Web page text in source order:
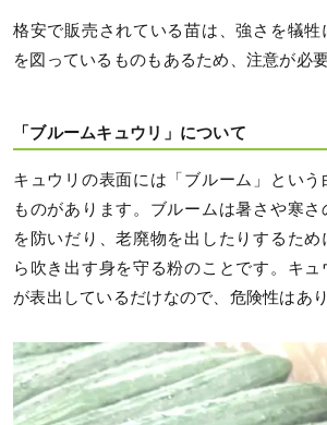
格安で販売されている苗は、強さを犠牲
を図っているものもあるため、注意が必要
「ブルームキュウリ」について
キュウリの表面には「ブルーム」という
ものがあります。ブルームは暑さや寒
を防いだり、老廃物を出したりするた
ら吹き出す身を守る粉のことです。キ
が表出しているだけなので、危険性はあり